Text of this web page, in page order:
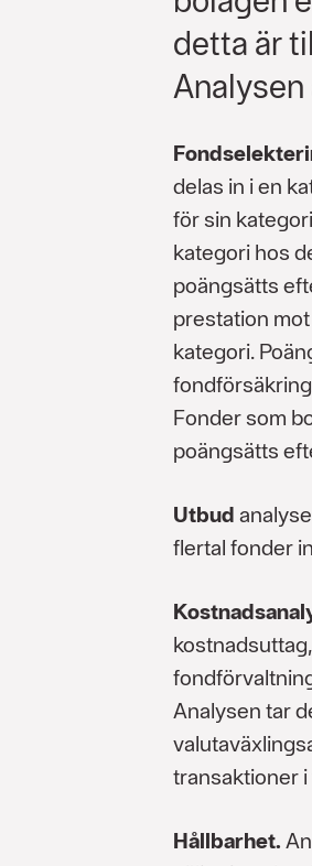
detta är
delas in i en
för sin
kategori hos
poängsätts
prestation
kategori.
Fonder som
poängsätts
Utbud
flertal fonder
Analysen tar
transaktioner
Hållbarhet.